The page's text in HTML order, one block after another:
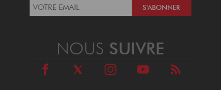
NOUS SUIVRE